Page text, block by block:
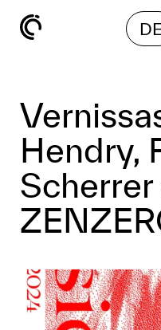
DE
Hendry,
Scherrer